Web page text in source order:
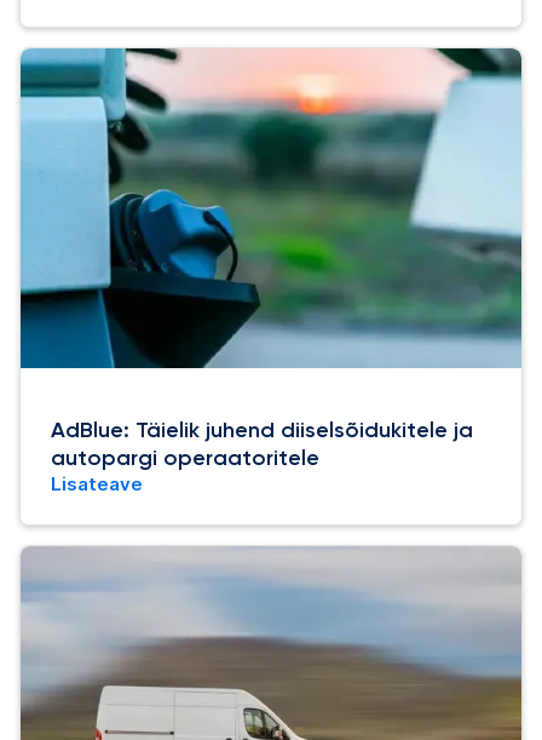
AdBlue: Täielik juhend diiselsõidukitele ja
autopargi operaatoritele
Lisateave